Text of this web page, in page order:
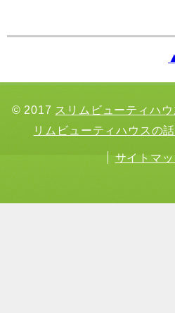
© 2017 スリムビューティハ
リムビューティハウスの
サイトマ